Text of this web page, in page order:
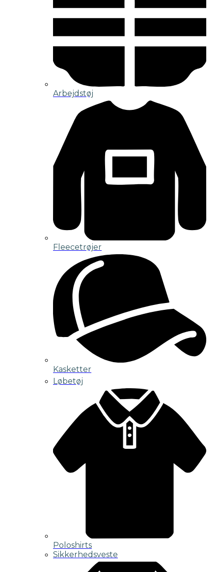
Arbejdstøj
Fleecetrøjer
Kasketter
Løbetøj
Poloshirts
Sikkerhedsveste